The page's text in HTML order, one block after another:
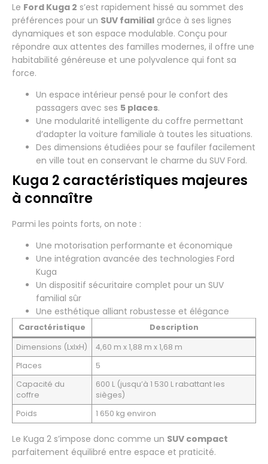
Le Ford Kuga 2 s’est rapidement hissé au sommet des
préférences pour un SUV familial grâce à ses lignes
dynamiques et son espace modulable. Conçu pour
répondre aux attentes des familles modernes, il offre une
habitabilité généreuse et une polyvalence qui font sa
force.
Un espace intérieur pensé pour le confort des
passagers avec ses 5 places.
Une modularité intelligente du coffre permettant
d’adapter la voiture familiale à toutes les situations.
Des dimensions étudiées pour se faufiler facilement
en ville tout en conservant le charme du SUV Ford.
Kuga 2 caractéristiques majeures
à connaître
Parmi les points forts, on note :
Une motorisation performante et économique
Une intégration avancée des technologies Ford
Kuga
Un dispositif sécuritaire complet pour un SUV
familial sûr
Une esthétique alliant robustesse et élégance
Caractéristique
Description
Dimensions (LxlxH)
4,60 m x 1,88 m x 1,68 m
Places
5
Capacité du
coffre
600 L (jusqu’à 1 530 L rabattant les
sièges)
Poids
1 650 kg environ
Le Kuga 2 s’impose donc comme un SUV compact
parfaitement équilibré entre espace et praticité.